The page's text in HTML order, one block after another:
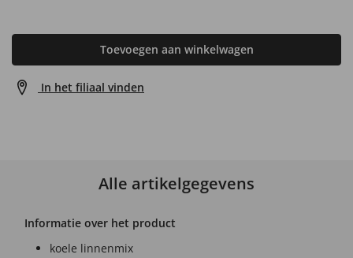
Toevoegen aan winkelwagen
In het filiaal vinden
Alle artikelgegevens
Informatie over het product
koele linnenmix